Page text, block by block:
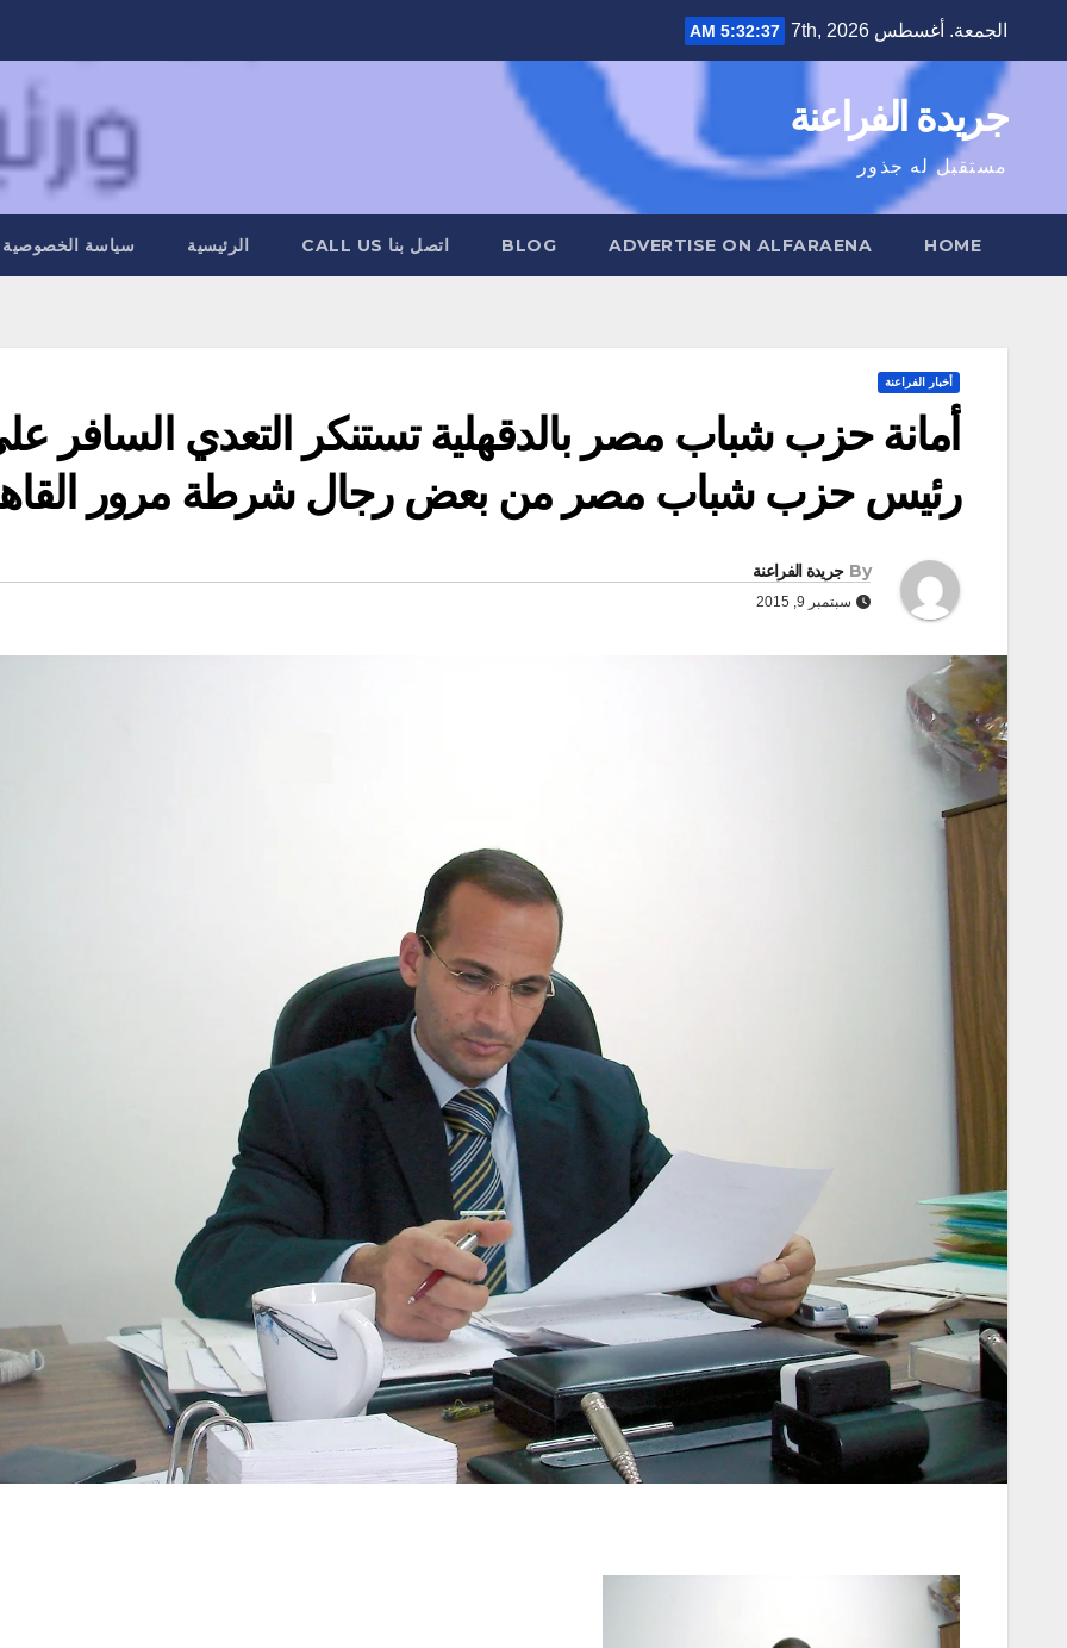
الجمعة. أغسطس 7th, 2026 5:32:38 AM
جريدة الفراعنة
مستقبل له جذور
HOME
ADVERTISE ON ALFARAENA
BLOG اتصل بنا CALL US الرئيسية سياسة الخصوصية
أخبار الفراعنة
أمانة حزب شباب مصر بالدقهلية تستنكر التعدي السافر
رئيس حزب شباب مصر من بعض رجال شرطة مرور
By جريدة الفراعنة
سبتمبر 9, 2015